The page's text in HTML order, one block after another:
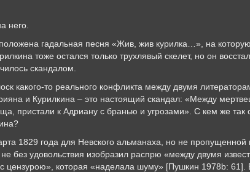
него.
гадальная песня «Жив, жив курилка…», на
тоже остался только трухлявый скелет, но он
скандалом.
какого-то реального конфликта между двумя
и Курилкина – это настоящий скандал: «Между
пристали к Адриану с бранью и угрозами». С кем же так
1829 года для Невского альманаха, но не пропущенной
без удовольствия изобразил распрю «между двумя
цензурою», которая «наделала шуму» [Пушкин 1978b: